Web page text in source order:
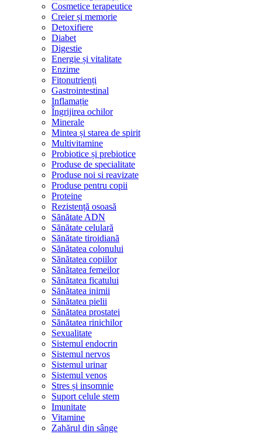
Cosmetice terapeutice
Creier și memorie
Detoxifiere
Diabet
Digestie
Energie și vitalitate
Enzime
Fitonutrienți
Gastrointestinal
Inflamație
Îngrijirea ochilor
Minerale
Mintea și starea de spirit
Multivitamine
Probiotice și prebiotice
Produse de specialitate
Produse noi si reavizate
Produse pentru copii
Proteine
Rezistență osoasă
Sănătate ADN
Sănătate celulară
Sănătate tiroidiană
Sănătatea colonului
Sănătatea copiilor
Sănătatea femeilor
Sănătatea ficatului
Sănătatea inimii
Sănătatea pielii
Sănătatea prostatei
Sănătatea rinichilor
Sexualitate
Sistemul endocrin
Sistemul nervos
Sistemul urinar
Sistemul venos
Stres și insomnie
Suport celule stem
Imunitate
Vitamine
Zahărul din sânge